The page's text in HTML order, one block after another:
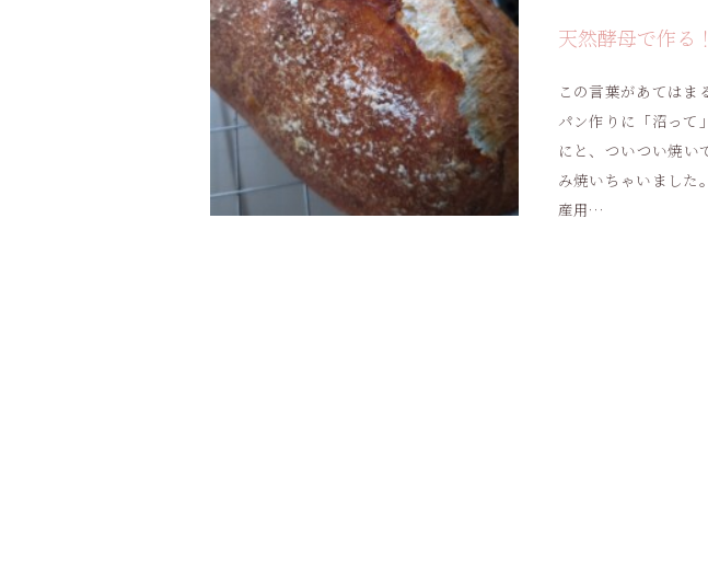
天然酵母で作る！
この言葉があてはま
パン作りに「沼って
にと、ついつい焼い
み焼いちゃいました
産用…